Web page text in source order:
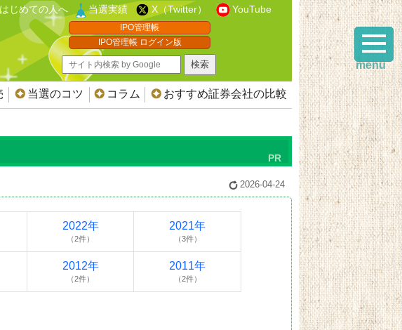
はじめての人へ 当選実績 X（Twitter） YouTube
IPO管理帳
IPO管理帳 ログイン版
当選のコツ コラム おすすめ証券会社の比較
2026-04-24
2022年
（2件）
2021年
（3件）
2012年
（2件）
2011年
（2件）
menu